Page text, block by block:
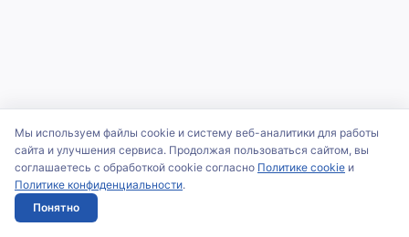
Мы используем файлы cookie и систему веб-аналитики для работы
сайта и улучшения сервиса. Продолжая пользоваться сайтом, вы
соглашаетесь с обработкой cookie согласно Политике cookie и
Политике конфиденциальности.
Понятно